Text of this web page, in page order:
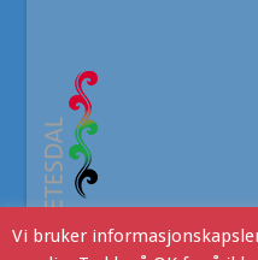
Vi bruker